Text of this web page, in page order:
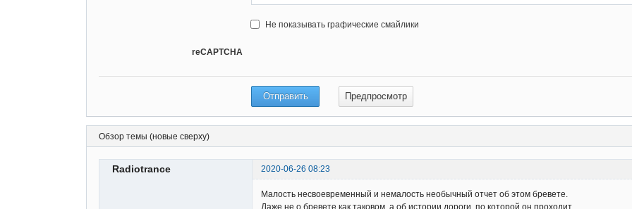
Не показывать графические смайлики
reCAPTCHA
Обзор темы (новые сверху)
Radiotrance 2020-06-26 08:23
Малость несвоевременный и немалость необычный отчет об этом бревете.
Даже не о бревете как таковом, а об истории дороги, по которой он проходит.